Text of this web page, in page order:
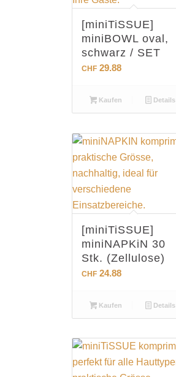
[miniTiSSUE]
miniBOWL oval,
schwarz / SET
CHF 29.88
Kaufen Details
[miniTiSSUE]
miniNAPKiN 30
Stk. (Zellulose)
CHF 24.88
Kaufen Details